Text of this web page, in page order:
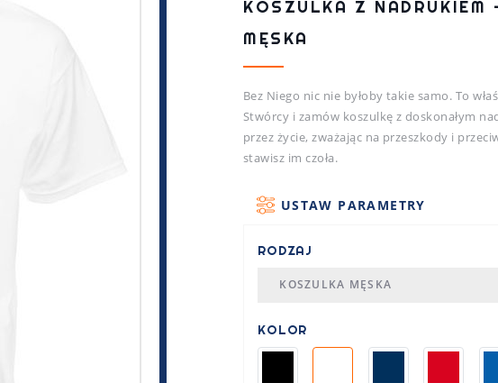
KOSZULKA Z
MĘSKA
Bez Niego nic nie byłoby takie samo. To
Stwórcy i zamów koszulkę z doskonałym
przez życie, zważając na przeszkody i
stawisz im czoła.
USTAW PARAMETRY
RODZAJ
KOSZULKA MĘSKA
KOLOR